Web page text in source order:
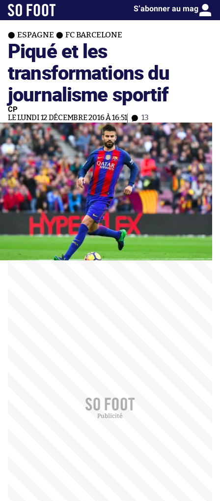
S’abonner au mag
ESPAGNE FC BARCELONE
Piqué et les
transformations du
journalisme sportif
CP
LE LUNDI 12 DÉCEMBRE 2016 À 16:51 13